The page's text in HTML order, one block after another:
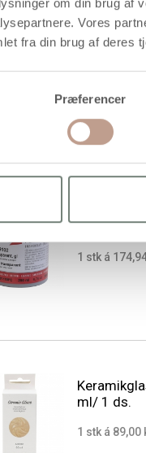
om din brug af
Vores
fra din brug af deres
Præferencer
Glasur til
Glasur til
1 stk á
ml/ 1 ds.
1 stk á 89,00